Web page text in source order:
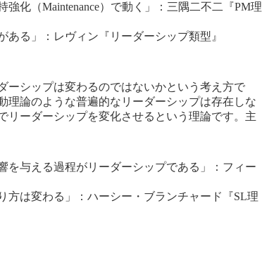
強化（Maintenance）で動く」：三隅二不二『PM理
ある」：レヴィン『リーダーシップ類型』
ーシップは変わるのではないかという考え方で
理論のような普遍的なリーダーシップは存在しな
リーダーシップを変化させるという理論です。主
を与える過程がリーダーシップである」：フィー
方は変わる」：ハーシー・ブランチャード『SL理